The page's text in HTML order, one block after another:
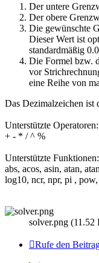
Der untere
Der obere
Die gewünschte
Dieser Wert ist
standardmäßig
Die Formel bzw.
vor
eine Reihe von
Das Dezimalzeichen ist
Unterstützte Operatoren:
+ - * / ^ %
Unterstützte Funktionen:
abs, acos, asin, atan,
log10, ncr, npr, pi ,
solver.png
Rufe den